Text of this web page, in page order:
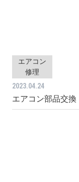
エアコン
修理
2023.04.24
エアコン部品交換